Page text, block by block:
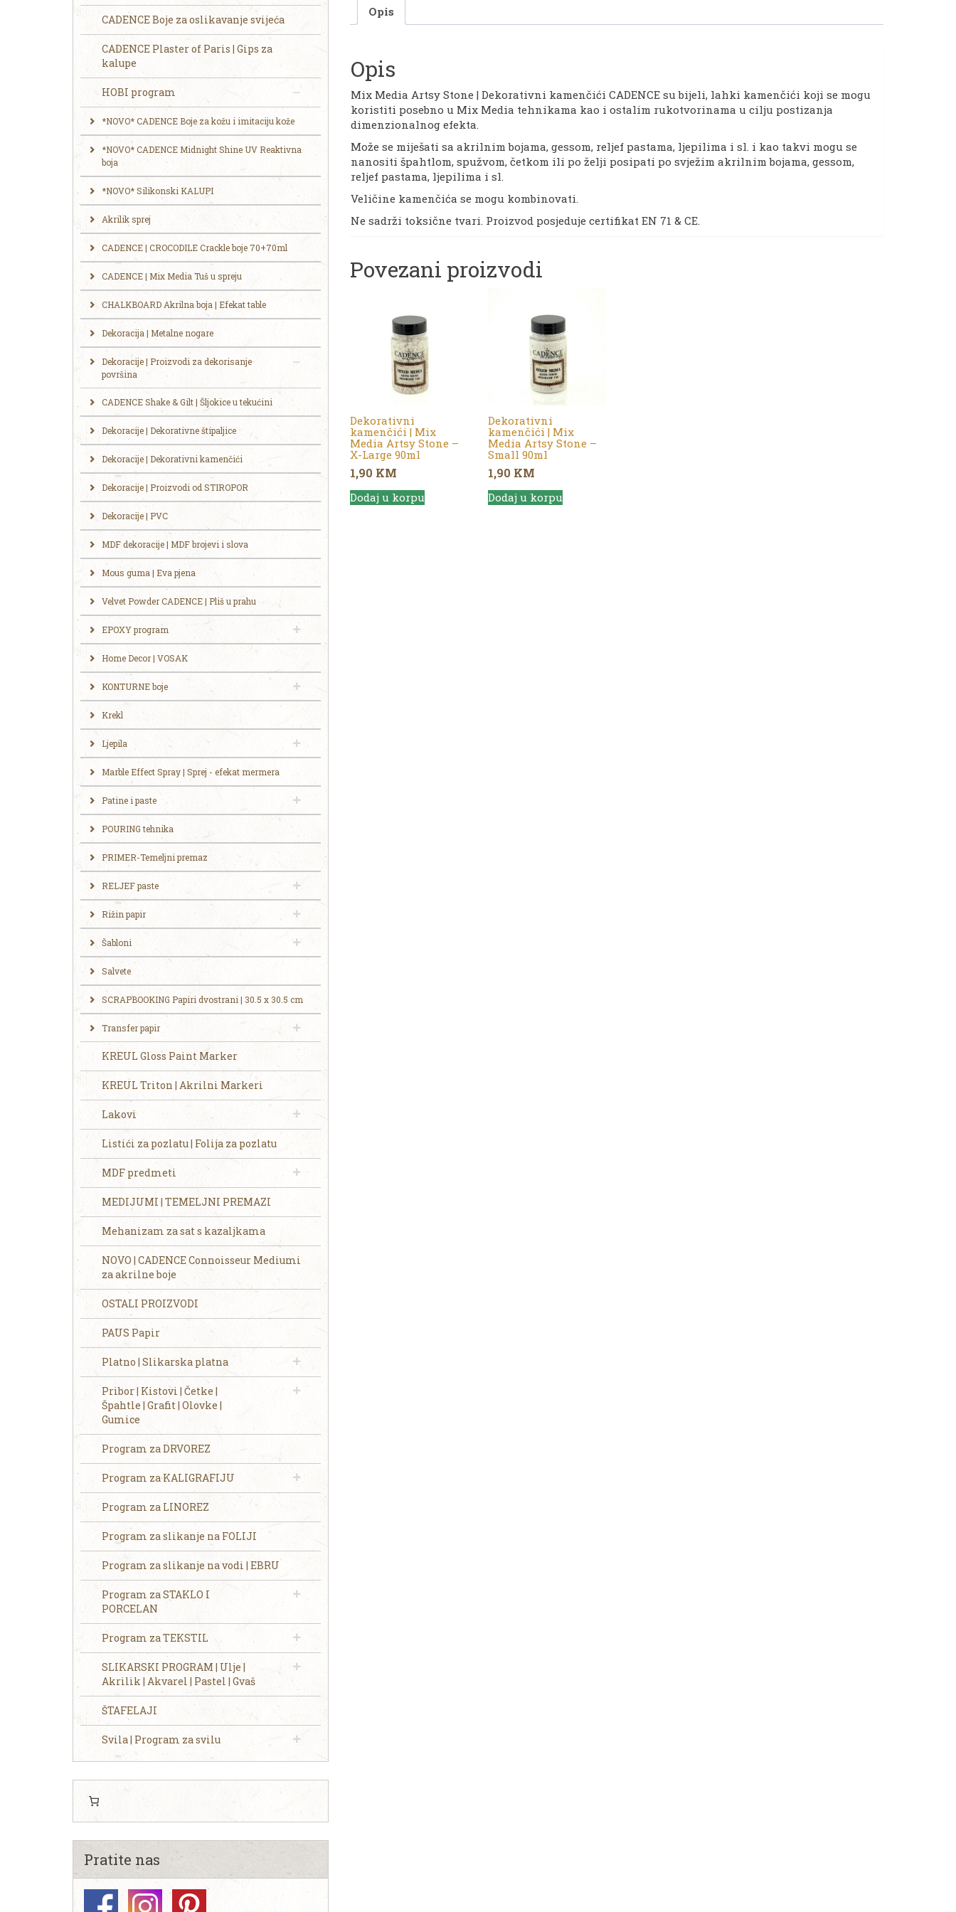
Opis
Opis
Mix Media Artsy Stone | Dekorativni kamenčići CADENCE su bijeli, lahki kamenčići koji se mogu
koristiti posebno u Mix Media tehnikama kao i ostalim rukotvorinama u cilju postizanja
dimenzionalnog efekta.
Može se miješati sa akrilnim bojama, gessom, reljef pastama, ljepilima i sl. i kao takvi mogu se
nanositi špahtlom, spužvom, četkom ili po želji posipati po svježim akrilnim bojama, gessom,
reljef pastama, ljepilima i sl.
Veličine kamenčića se mogu kombinovati.
Ne sadrži toksične tvari. Proizvod posjeduje certifikat EN 71 & CE.
Povezani proizvodi
Dekorativni
kamenčići | Mix
Media Artsy Stone –
X-Large 90ml
1,90 KM
Dodaj u korpu
Dekorativni
kamenčići | Mix
Media Artsy Stone –
Small 90ml
1,90 KM
Dodaj u korpu
CADENCE Boje za oslikavanje svijeća
CADENCE Plaster of Paris | Gips za
kalupe
HOBI program
*NOVO* CADENCE Boje za kožu i imitaciju kože
*NOVO* CADENCE Midnight Shine UV Reaktivna
boja
*NOVO* Silikonski KALUPI
Akrilik sprej
CADENCE | CROCODILE Crackle boje 70+70ml
CADENCE | Mix Media Tuš u spreju
CHALKBOARD Akrilna boja | Efekat table
Dekoracija | Metalne nogare
Dekoracije | Proizvodi za dekorisanje
površina
CADENCE Shake & Gilt | Šljokice u tekućini
Dekoracije | Dekorativne štipaljice
Dekoracije | Dekorativni kamenčići
Dekoracije | Proizvodi od STIROPOR
Dekoracije | PVC
MDF dekoracije | MDF brojevi i slova
Mous guma | Eva pjena
Velvet Powder CADENCE | Pliš u prahu
EPOXY program
Home Decor | VOSAK
KONTURNE boje
Krekl
Ljepila
Marble Effect Spray | Sprej - efekat mermera
Patine i paste
POURING tehnika
PRIMER-Temeljni premaz
RELJEF paste
Rižin papir
Šabloni
Salvete
SCRAPBOOKING Papiri dvostrani | 30.5 x 30.5 cm
Transfer papir
KREUL Gloss Paint Marker
KREUL Triton | Akrilni Markeri
Lakovi
Listići za pozlatu | Folija za pozlatu
MDF predmeti
MEDIJUMI | TEMELJNI PREMAZI
Mehanizam za sat s kazaljkama
NOVO | CADENCE Connoisseur Mediumi
za akrilne boje
OSTALI PROIZVODI
PAUS Papir
Platno | Slikarska platna
Pribor | Kistovi | Četke |
Špahtle | Grafit | Olovke |
Gumice
Program za DRVOREZ
Program za KALIGRAFIJU
Program za LINOREZ
Program za slikanje na FOLIJI
Program za slikanje na vodi | EBRU
Program za STAKLO I
PORCELAN
Program za TEKSTIL
SLIKARSKI PROGRAM | Ulje |
Akrilik | Akvarel | Pastel | Gvaš
ŠTAFELAJI
Svila | Program za svilu
Pratite nas